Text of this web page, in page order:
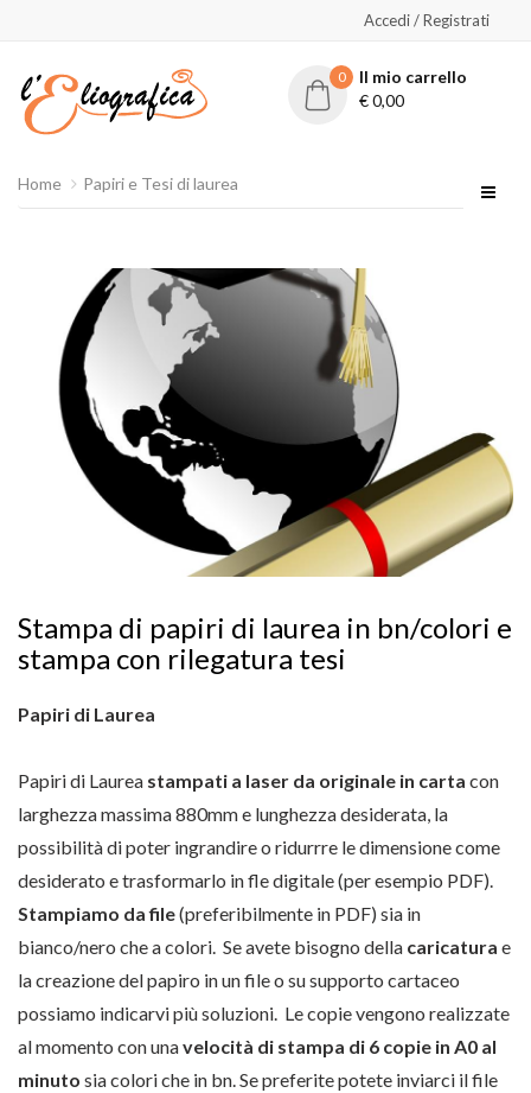
Accedi / Registrati
0
Il mio carrello
€0,00
Home Papiri e Tesi di laurea
Stampa di papiri di laurea in bn/colori e
stampa con rilegatura tesi
Papiri di Laurea
Papiri di Laurea stampati a laser da originale in carta con
larghezza massima 880mm e lunghezza desiderata, la
possibilità di poter ingrandire o ridurrre le dimensione come
desiderato e trasformarlo in fle digitale (per esempio PDF).
Stampiamo da file(preferibilmente in PDF) sia in
bianco/nero che a colori. Se avete bisogno della caricatura e
la creazione del papiro in un file o su supporto cartaceo
possiamo indicarvi più soluzioni. Le copie vengono realizzate
al momento con unavelocità di stampa di 6 copie in A0 al
minuto sia colori che in bn. Se preferite potete inviarci il file